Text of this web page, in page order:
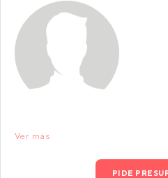
Ver más
PIDE